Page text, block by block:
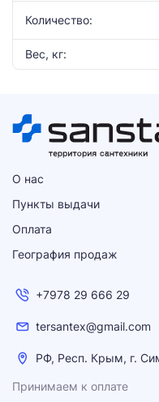
Количество:
Вес, кг:
О нас
Пункты выдачи
Оплата
География продаж
+7978 29 666 29
tersantex@gmail.com
РФ, Респ. Крым, г.
Принимаем к оплате